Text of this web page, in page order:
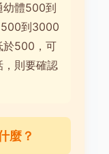
幼體500到
到3000
於500，可
，則要確認
麼？